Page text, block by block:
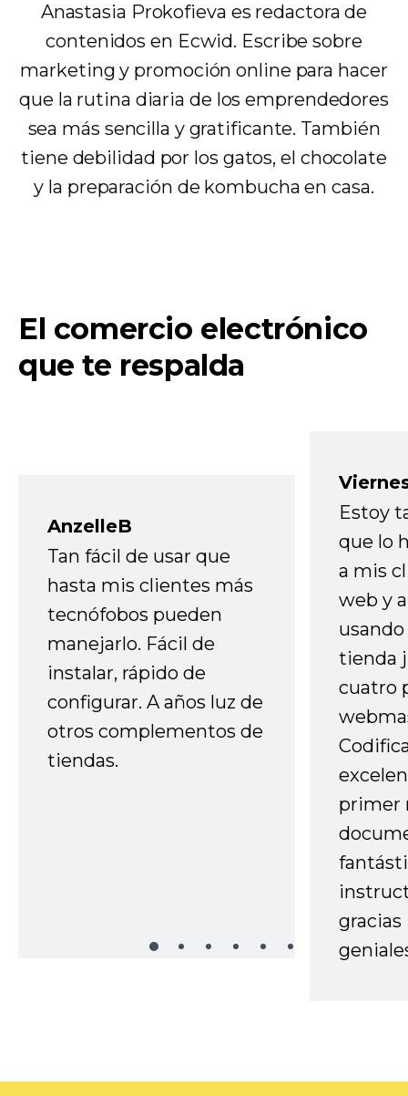
Anastasia Prokofieva es redactora de
contenidos en Ecwid. Escribe sobre
marketing y promoción online para hacer
que la rutina diaria de los emprendedores
sea más sencilla y gratificante. También
tiene debilidad por los gatos, el chocolate
y la preparación de kombucha en casa.
El comercio electrónico
que te respalda
AnzelleB
Tan fácil de usar que
hasta mis clientes más
tecnófobos pueden
manejarlo. Fácil de
instalar, rápido de
configurar. A años luz de
otros complementos de
tiendas.
Estoy
que lo
a mis
web y
tienda
cuatro
primer
gracias